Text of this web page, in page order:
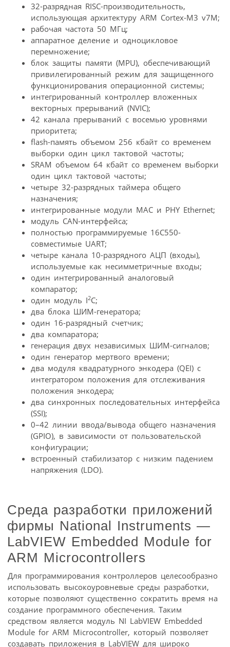
32-разрядная RISC-производительность,
использующая архитектуру ARM Cortex-M3 v7M;
рабочая частота 50 МГц;
аппаратное деление и одноцикловое
перемножение;
блок защиты памяти (MPU), обеспечивающий
привилегированный режим для защищенного
функционирования операционной системы;
интегрированный контроллер вложенных
векторных прерываний (NVIC);
42 канала прерываний с восемью уровнями
приоритета;
flash-память объемом 256 кбайт со временем
выборки один цикл тактовой частоты;
SRAM объемом 64 кбайт со временем выборки
один цикл тактовой частоты;
четыре 32-разрядных таймера общего
назначения;
интегрированные модули MAC и PHY Ethernet;
модуль CAN-интерфейса;
полностью программируемые 16C550-
совместимые UART;
четыре канала 10-разрядного АЦП (входы),
используемые как несимметричные входы;
один интегрированный аналоговый
компаратор;
один модуль I2C;
два блока ШИМ-генератора;
один 16-разрядный счетчик;
два компаратора;
генерация двух независимых ШИМ-сигналов;
один генератор мертвого времени;
два модуля квадратурного энкодера (QEI) с
интегратором положения для отслеживания
положения энкодера;
два синхронных последовательных интерфейса
(SSI);
0–42 линии ввода/вывода общего назначения
(GPIO), в зависимости от пользовательской
конфигурации;
встроенный стабилизатор с низким падением
напряжения (LDO).
Среда разработки приложений
фирмы National Instruments —
LabVIEW Embedded Module for
ARM Microcontrollers
Для программирования контроллеров целесообразно
использовать высокоуровневые среды разработки,
которые позволяют существенно сократить время на
создание программного обеспечения. Таким
средством является модуль NI LabVIEW Embedded
Module for ARM Microcontroller, который позволяет
создавать приложения в LabVIEW для широко